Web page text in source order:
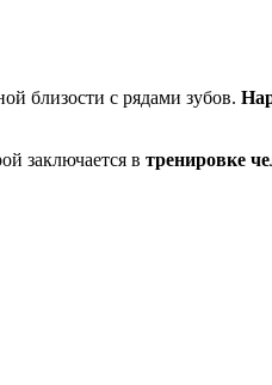
близости с рядами зубов.
заключается в тренировке